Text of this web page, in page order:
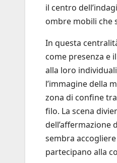
il centro
ombre mobili che
In questa
come presenza e
alla loro
l’immagine della
zona di confine
filo. La scena
dell’affermazione
sembra
partecipano alla